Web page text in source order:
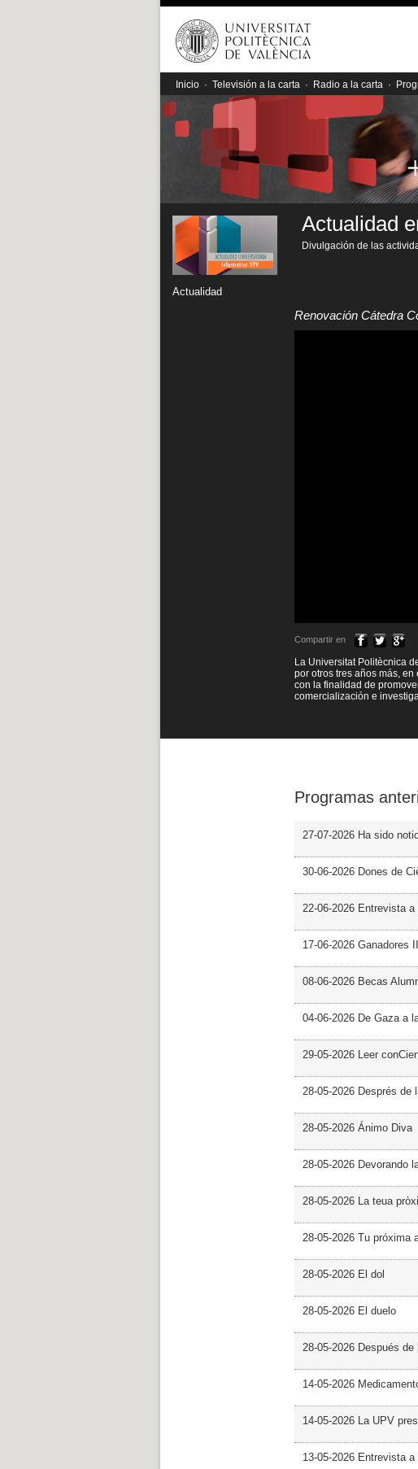
Inicio · Televisión a la carta · Radio a la carta ·
Actualidad
Actualidad
Divulgación de las
Renovación Cátedra
Compartir en
La Universitat Politècnica
por otros tres años más,
con la finalidad de
comercialización e
Programas
27-07-2026 Ha sido
30-06-2026 Dones de
22-06-2026 Entrevista
17-06-2026 Ganadores
08-06-2026 Becas
04-06-2026 De Gaza a
29-05-2026 Leer
28-05-2026 Després
28-05-2026 Ánimo Diva
28-05-2026 Devorando
28-05-2026 La teua
28-05-2026 Tu próxima
28-05-2026 El dol
28-05-2026 El duelo
28-05-2026 Después
14-05-2026
14-05-2026 La UPV
13-05-2026 Entrevista a